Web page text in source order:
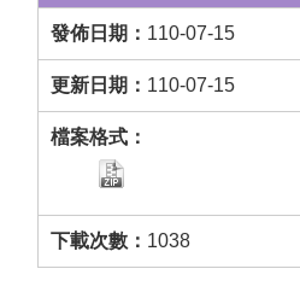
110-07-15
110-07-15
1038